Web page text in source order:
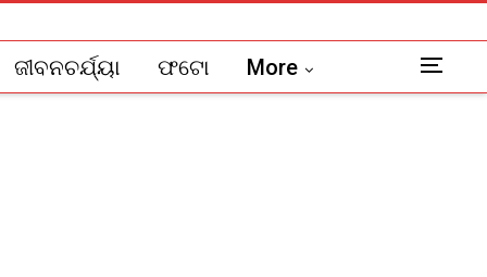
ଜୀବନଚର୍ଯ୍ୟା ଫଟୋ More